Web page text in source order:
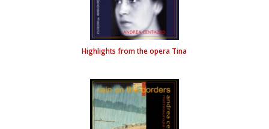
Highlights from the opera Tina